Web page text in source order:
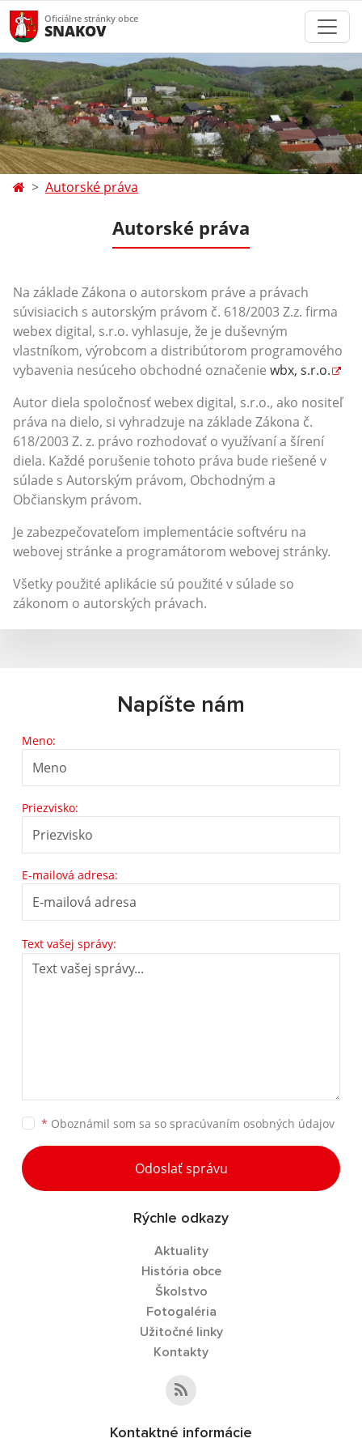
Oficiálne stránky obce
SNAKOV
Autorské práva
Autorské práva
Na základe Zákona o autorskom práve a právach
súvisiacich s autorským právom č. 618/2003 Z.z. firma
webex digital, s.r.o. vyhlasuje, že je duševným
vlastníkom, výrobcom a distribútorom programového
vybavenia nesúceho obchodné označenie wbx, s.r.o.
Autor diela spoločnosť webex digital, s.r.o., ako nositeľ
práva na dielo, si vyhradzuje na základe Zákona č.
618/2003 Z. z. právo rozhodovať o využívaní a šírení
diela. Každé porušenie tohoto práva bude riešené v
súlade s Autorským právom, Obchodným a
Občianskym právom.
Je zabezpečovateľom implementácie softvéru na
webovej stránke a programátorom webovej stránky.
Všetky použité aplikácie sú použité v súlade so
zákonom o autorských právach.
Napíšte nám
Meno:
Priezvisko:
E-mailová adresa:
Text vašej správy:
* Oboznámil som sa so spracúvaním osobných údajov
Odoslať správu
Rýchle odkazy
Aktuality
História obce
Školstvo
Fotogaléria
Užitočné linky
Kontakty
Kontaktné informácie